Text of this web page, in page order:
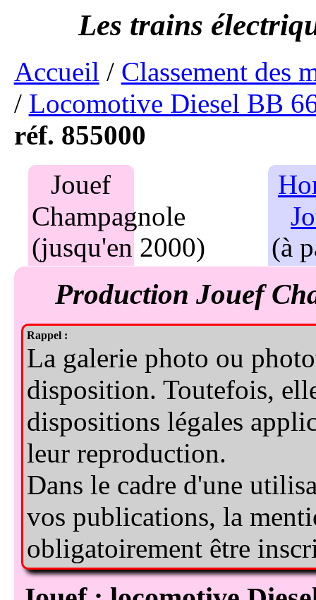
Accueil / Classement des
/ Locomotive Diesel BB
réf. 855000